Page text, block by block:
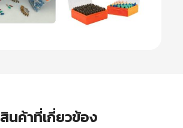
สินค้าที่เกี่ยวข้อง